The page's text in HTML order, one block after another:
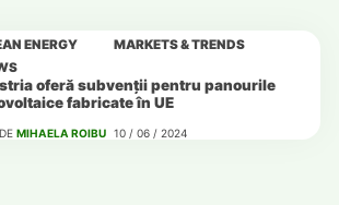
ENERGY
MARKETS & TRENDS
oferă subvenții pentru panourile
fabricate în UE
DE MIHAELA ROIBU 10 / 06 / 2024